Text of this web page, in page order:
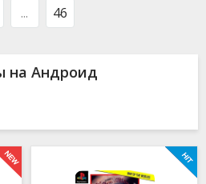
... 46
на Андроид